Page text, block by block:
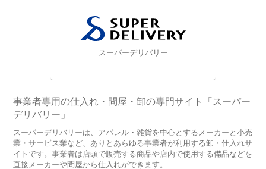
スーパーデリバリー
事業者専用の仕入れ・問屋・卸の専門サイト「スーパー
デリバリー」
スーパーデリバリーは、アパレル・雑貨を中心とするメーカーと小売
業・サービス業など、ありとあらゆる事業者が利用する卸・仕入れサ
イトです。事業者は店頭で販売する商品や店内で使用する備品などを
直接メーカーや問屋から仕入れができます。